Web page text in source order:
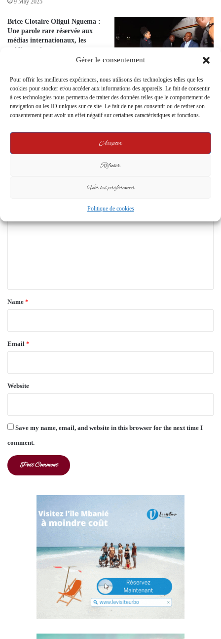
Gérer le consentement
Pour offrir les meilleures expériences, nous utilisons des technologies telles que les
cookies pour stocker et/ou accéder aux informations des appareils. Le fait de consentir
à ces technologies nous permettra de traiter des données telles que le comportement de
navigation ou les ID uniques sur ce site. Le fait de ne pas consentir ou de retirer son
consentement peut avoir un effet négatif sur certaines caractéristiques et fonctions.
Accepter
Refuser
Voir les préférences
Politique de cookies
9 May 2025
Brice Clotaire Oligui Nguema :
Une parole rare réservée aux
médias internationaux, les
médias nationaux en attente
Gabon : Ali Bongo exilé en
Angola, sa famille également
transférée sous discrétion
diplomatique
m
*
Name *
Email *
Website
Save my name, email, and website in this browser for the next time I
comment.